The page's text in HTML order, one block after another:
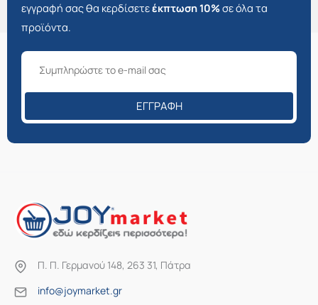
εγγραφή σας θα κερδίσετεέκπτωση 10%σε όλα τα
προϊόντα.
ΕΓΓΡΑΦΉ
Π. Π. Γερμανού 148, 263 31, Πάτρα
info@joymarket.gr